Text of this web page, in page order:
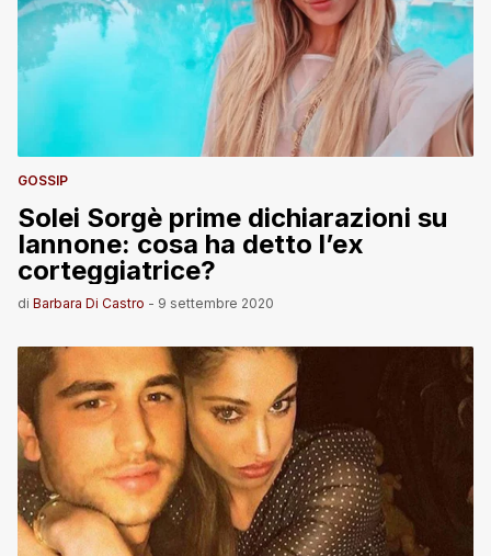
GOSSIP
Solei Sorgè prime dichiarazioni su
Iannone: cosa ha detto l’ex
corteggiatrice?
di Barbara Di Castro - 9 settembre 2020